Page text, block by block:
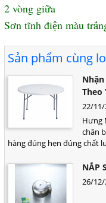
2 vòng giữa
Sơn tĩnh điện màu trắ
Sản phẩm cùng
Nhận
Theo
22/11/
Hưng
chân
hàng đúng hẹn đúng chất
NẮP
26/12/